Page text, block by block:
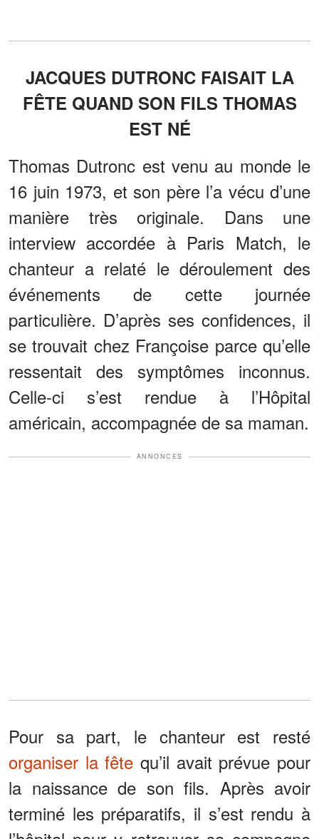
JACQUES DUTRONC FAISAIT LA
FÊTE QUAND SON FILS THOMAS
EST NÉ
Thomas Dutronc est venu au monde le
16 juin 1973, et son père l’a vécu d’une
manière très originale. Dans une
interview accordée à Paris Match, le
chanteur a relaté le déroulement des
événements de cette journée
particulière. D’après ses confidences, il
se trouvait chez Françoise parce qu’elle
ressentait des symptômes inconnus.
Celle-ci s’est rendue à l’Hôpital
américain, accompagnée de sa maman.
ANNONCES
Pour sa part, le chanteur est resté
organiser la fête qu’il avait prévue pour
la naissance de son fils. Après avoir
terminé les préparatifs, il s’est rendu à